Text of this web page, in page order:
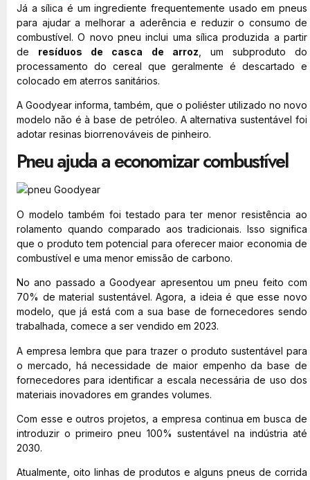
Já a sílica é um ingrediente frequentemente usado em pneus
para ajudar a melhorar a aderência e reduzir o consumo de
combustível. O novo pneu inclui uma sílica produzida a partir
de resíduos de casca de arroz , um subproduto do
processamento do cereal que geralmente é descartado e
colocado em aterros sanitários.
A Goodyear informa, também, que o poliéster utilizado no novo
modelo não é à base de petróleo. A alternativa sustentável foi
adotar resinas biorrenováveis de pinheiro.
Pneu ajuda a economizar combustível
O modelo também foi testado para ter menor resistência ao
rolamento quando comparado aos tradicionais. Isso significa
que o produto tem potencial para oferecer maior economia de
combustível e uma menor emissão de carbono.
No ano passado a Goodyear apresentou um pneu feito com
70% de material sustentável. Agora, a ideia é que esse novo
modelo, que já está com a sua base de fornecedores sendo
trabalhada, comece a ser vendido em 2023.
A empresa lembra que para trazer o produto sustentável para
o mercado, há necessidade de maior empenho da base de
fornecedores para identificar a escala necessária de uso dos
materiais inovadores em grandes volumes.
Com esse e outros projetos, a empresa continua em busca de
introduzir o primeiro pneu 100% sustentável na indústria até
2030.
Atualmente, oito linhas de produtos e alguns pneus de corrida